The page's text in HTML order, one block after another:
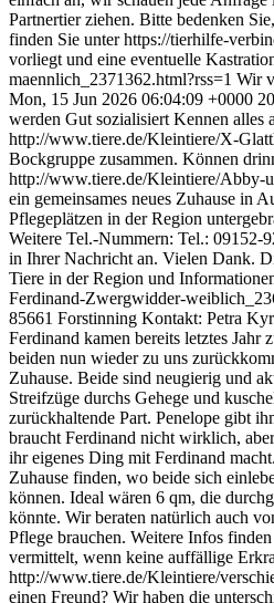
Partnertier ziehen. Bitte bedenken
finden Sie unter https://tierhilfe-
vorliegt und eine eventuelle
maennlich_2371362.html?rss=1 Wir
Mon, 15 Jun 2026 06:04:09 +0000
werden Gut sozialisiert Kennen alles
http://www.tiere.de/Kleintiere/X-
Bockgruppe zusammen. Können
http://www.tiere.de/Kleintiere/Abby-
ein gemeinsames neues Zuhause in
Pflegeplätzen in der Region
Weitere Tel.-Nummern: Tel.: 09152-
in Ihrer Nachricht an. Vielen Dank.
Tiere in der Region und
Ferdinand-Zwergwidder-
85661 Forstinning Kontakt: Petra
Ferdinand kamen bereits letztes
beiden nun wieder zu uns
Zuhause. Beide sind neugierig und
Streifzüge durchs Gehege und
zurückhaltende Part. Penelope gibt
braucht Ferdinand nicht wirklich,
ihr eigenes Ding mit Ferdinand
Zuhause finden, wo beide sich
können. Ideal wären 6 qm, die
könnte. Wir beraten natürlich auch
Pflege brauchen. Weitere Infos
vermittelt, wenn keine auffällige
http://www.tiere.de/Kleintiere/
einen Freund? Wir haben die